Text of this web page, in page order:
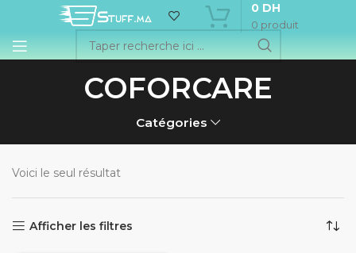
0 produit
0 DH
COFORCARE
Catégories
Voici le seul résultat
Afficher les filtres